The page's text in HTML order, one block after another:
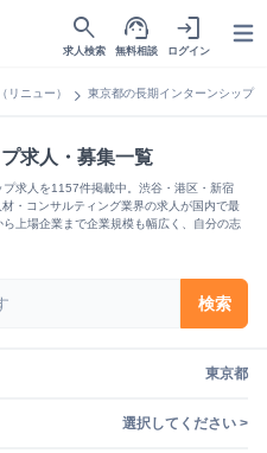
search
求人検索
support_agent
無料相談
login
ログイン
ニュー） chevron_right 東京都の長期インターンシップ
求人・募集一覧
求人を1157件掲載中。渋谷・港区・新宿
・コンサルティング業界の求人が国内で最
上場企業まで企業規模も幅広く、自分の志
検索
東京都
選択してください >